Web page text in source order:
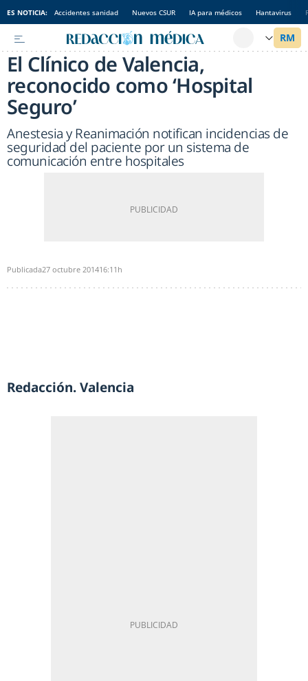
ES NOTICIA: Accidentes sanidad Nuevos CSUR IA para médicos Hantavirus
El Clínico de Valencia,
reconocido como ‘Hospital
Seguro’
Anestesia y Reanimación notifican incidencias de
seguridad del paciente por un sistema de
comunicación entre hospitales
Publicada27 octubre 201416:11h
Redacción. Valencia